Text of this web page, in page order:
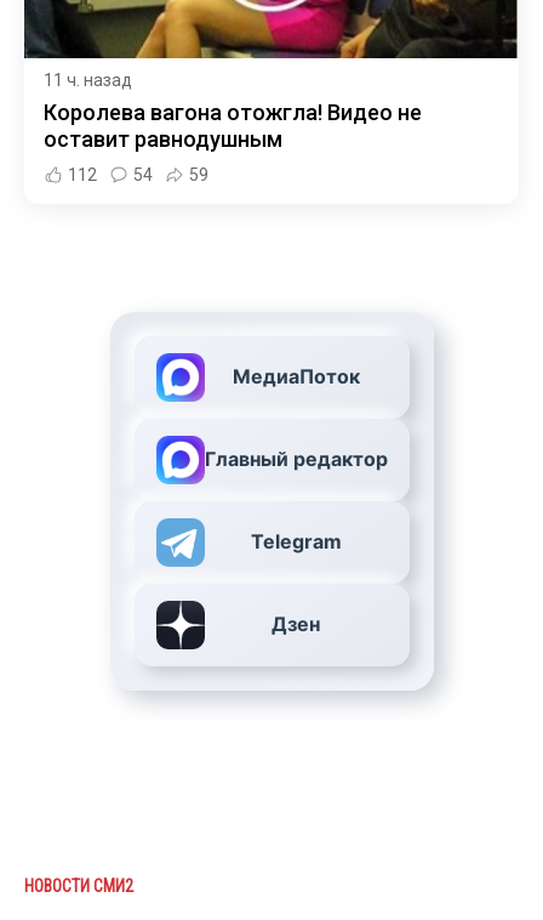
11 ч. назад
Королева вагона отожгла! Видео не
оставит равнодушным
112 54 59
МедиаПоток
Главный редактор
Telegram
Дзен
НОВОСТИ СМИ2